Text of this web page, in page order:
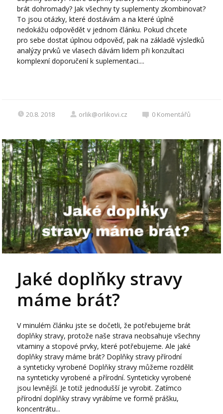
brát dohromady? Jak všechny ty suplementy zkombinovat?
To jsou otázky, které dostávám a na které úplně
nedokážu odpovědět v jednom článku. Pokud chcete
pro sebe dostat úplnou odpověď, pak na základě výsledků
analýzy prvků ve vlasech dávám lidem při konzultaci
komplexní doporučení k suplementaci....
20.8. 2018 orlik@orlikovi.cz 0 Komentářů
Jaké doplňky stravy
máme brát?
V minulém článku jste se dočetli, že potřebujeme brát
doplňky stravy, protože naše strava neobsahuje všechny
vitaminy a stopové prvky, které potřebujeme. Ale jaké
doplňky stravy máme brát? Doplňky stravy přírodní
a synteticky vyrobené Doplňky stravy můžeme rozdělit
na synteticky vyrobené a přírodní. Synteticky vyrobené
jsou levnější. Je totiž jednodušší je vyrobit. Zatímco
přírodní doplňky stravy vyrábíme ve formě prášku,
koncentrátu...